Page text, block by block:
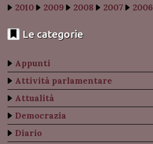
2010
2009 2008 2007 2006
Le categorie
Appunti
Attività parlamentare
Attualità
Democrazia
Diario